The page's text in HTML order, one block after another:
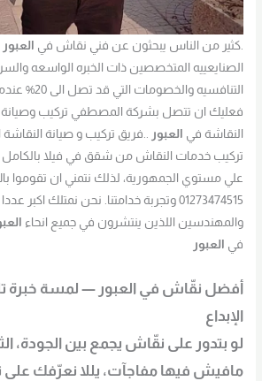
.كثير من الناس يبحثون عن فني نقاش في العبور
الصنايعييه المتخصصين ذات الخبره الواسعه
التنافسيه
فعليك ان تتصل بشركة المصطفي تركيب وصيانة
النقاشة في العبور ..فريق تركيب و صيانة النقاشة
تركيب خدمات النقاش من شقق في فيلا بالكامل
علي مستوي الجمهورية، لذلك نتمني ان تقوموا
01273474515 وتجربة خدامتنا. نحن نمتلك
والمهندسين اللذين ينتشرون في جميع انحاء
في العبور
أفضل نقّاش في العبور — لمسة خبرة
الإبداع
لو بتدور على نقّاش يجمع بين الجودة،
مافيش فيها مفاجآت، يللا نعرّفك